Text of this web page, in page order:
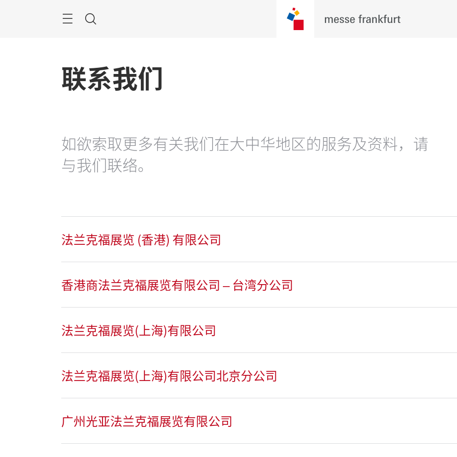
菜
搜
联系我们
如欲索取更多有关我们在大中华地区的服务及资料，请
与我们联络。
法兰克福展览 (香港) 有限公司
香港商法兰克福展览有限公司 – 台湾分公司
法兰克福展览(上海)有限公司
法兰克福展览(上海)有限公司北京分公司
广州光亚法兰克福展览有限公司